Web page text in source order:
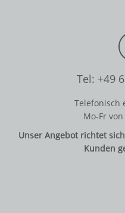
Tel: +49
Telefonisch
Mo-Fr
Unser Angebot richtet
Kunden